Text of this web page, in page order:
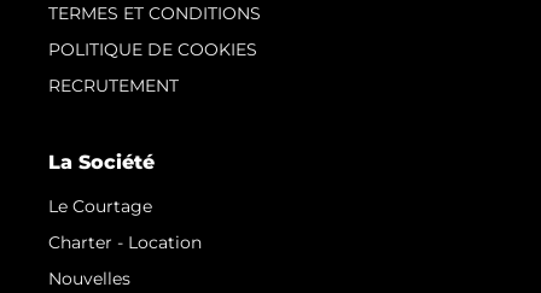
TERMES ET CONDITIONS
POLITIQUE DE COOKIES
RECRUTEMENT
La Société
Le Courtage
Charter - Location
Nouvelles